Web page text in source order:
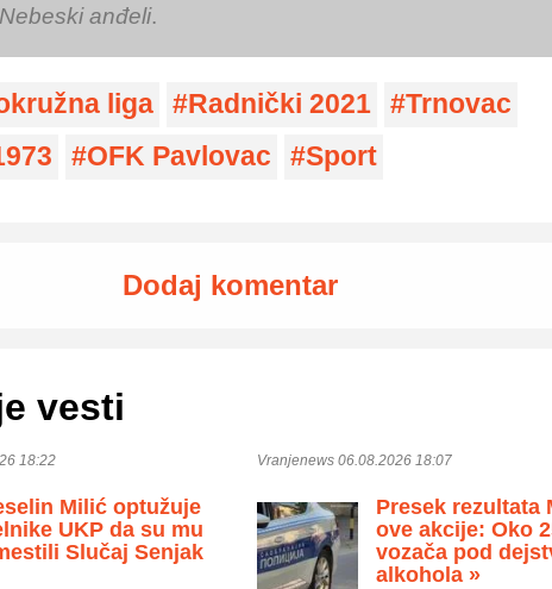
anđeli.
liga Radnički 2021
Trnovac
OFK Pavlovac Sport
Dodaj komentar
vesti
18:22
Milić optužuje
UKP da su mu
Slučaj Senjak
Vranjenews 06.08.2026 18:07
Presek rezultata
ove akcije: Oko
vozača pod
alkohola »